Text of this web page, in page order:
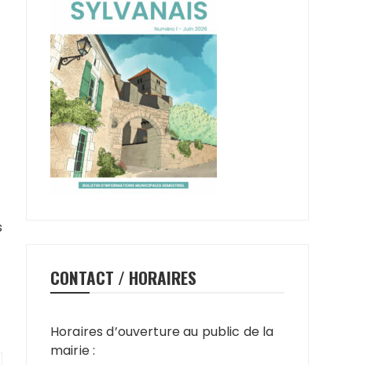
CONTACT / HORAIRES
Horaires d’ouverture au public de la
mairie :